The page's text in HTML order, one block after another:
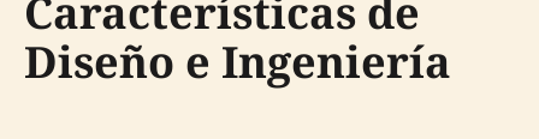
Características de
Diseño e Ingeniería